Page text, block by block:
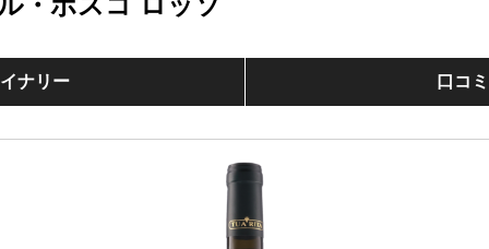
ナリー 口コミ